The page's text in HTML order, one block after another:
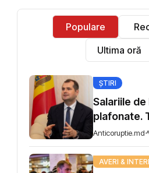
primă din
ilegal"
Populare
Ultima oră
ȘTIRI
Salariile de
plafonate.
propune
pentru
bonusuri
Anticoruptie.md
AVERI &